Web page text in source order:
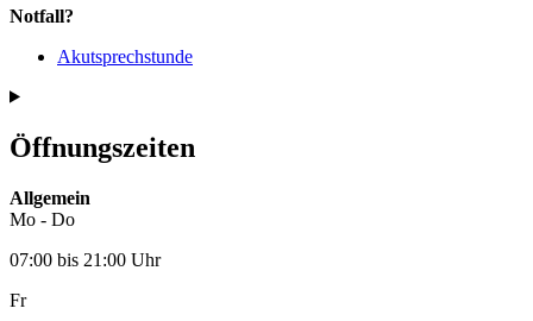
Notfall?
Akutsprechstunde
Öffnungszeiten
Allgemein
Mo - Do
07:00 bis 21:00 Uhr
Fr